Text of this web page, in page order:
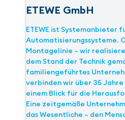
ETEWE GmbH
ETEWE ist Systemanbieter
Automatisierungssysteme.
Montagelinie – wir
dem Stand der Technik
familiengeführtes
verbinden wir über 35
einem Blick für die
Eine zeitgemäße
das Wesentliche – den